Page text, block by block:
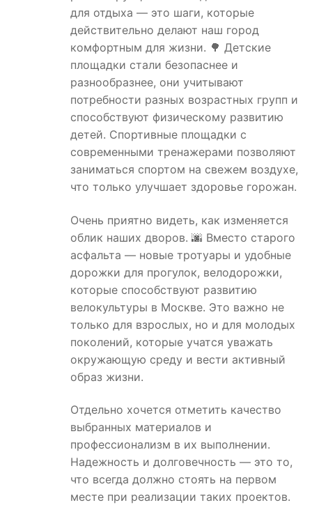
для отдыха — это шаги, которые
действительно делают наш город
комфортным для жизни. 🌳 Детские
площадки стали безопаснее и
разнообразнее, они учитывают
потребности разных возрастных групп и
способствуют физическому развитию
детей. Спортивные площадки с
современными тренажерами позволяют
заниматься спортом на свежем воздухе,
что только улучшает здоровье горожан.
Очень приятно видеть, как изменяется
облик наших дворов. 🌆 Вместо старого
асфальта — новые тротуары и удобные
дорожки для прогулок, велодорожки,
которые способствуют развитию
велокультуры в Москве. Это важно не
только для взрослых, но и для молодых
поколений, которые учатся уважать
окружающую среду и вести активный
образ жизни.
Отдельно хочется отметить качество
выбранных материалов и
профессионализм в их выполнении.
Надежность и долговечность — это то,
что всегда должно стоять на первом
месте при реализации таких проектов.